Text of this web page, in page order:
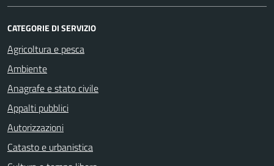
CATEGORIE DI SERVIZIO
Agricoltura e pesca
Ambiente
Anagrafe e stato civile
Appalti pubblici
Autorizzazioni
Catasto e urbanistica